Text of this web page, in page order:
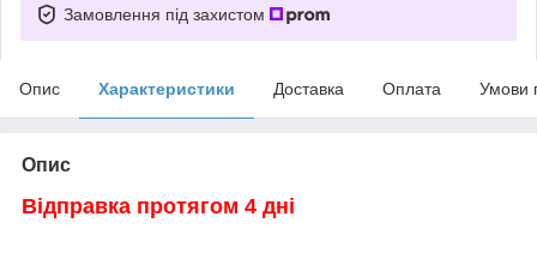
Замовлення під захистом
Опис Характеристики Доставка Оплата Умови
Опис
Відправка протягом 4 дні